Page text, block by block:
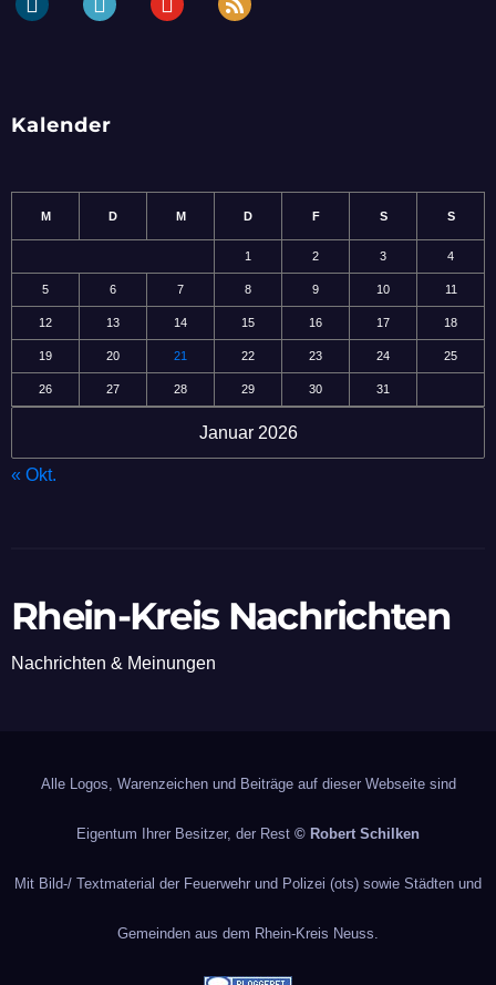
Kalender
Januar 2026
M D M D F S S
1 2 3 4
5 6 7 8 9 10 11
12 13 14 15 16 17 18
19 20 21 22 23 24 25
26 27 28 29 30 31
« Okt.
Rhein-Kreis Nachrichten
Nachrichten & Meinungen
Alle Logos, Warenzeichen und Beiträge auf dieser Webseite sind
Eigentum Ihrer Besitzer, der Rest © Robert Schilken
Mit Bild-/ Textmaterial der Feuerwehr und Polizei (ots) sowie Städten und
Gemeinden aus dem Rhein-Kreis Neuss.